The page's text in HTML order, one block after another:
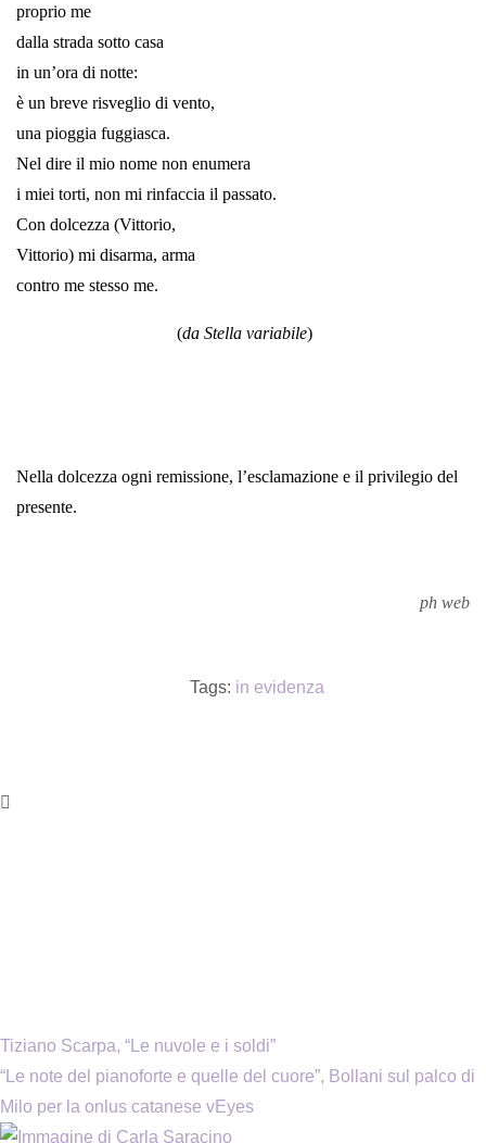
proprio me
dalla strada sotto casa
in un’ora di notte:
è un breve risveglio di vento,
una pioggia fuggiasca.
Nel dire il mio nome non enumera
i miei torti, non mi rinfaccia il passato.
Con dolcezza (Vittorio,
Vittorio) mi disarma, arma
contro me stesso me.
(da Stella variabile)
Nella dolcezza ogni remissione, l’esclamazione e il privilegio del
presente.
ph web
Tags: in evidenza
Tiziano Scarpa, “Le nuvole e i soldi”
“Le note del pianoforte e quelle del cuore”, Bollani sul palco di
Milo per la onlus catanese vEyes